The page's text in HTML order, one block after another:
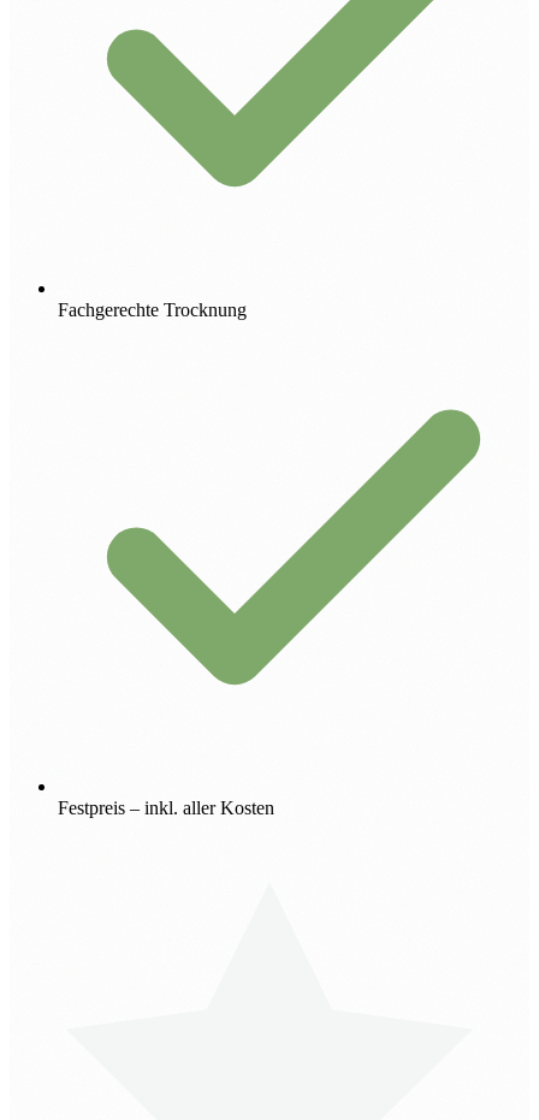
Fachgerechte Trocknung
Festpreis – inkl. aller Kosten